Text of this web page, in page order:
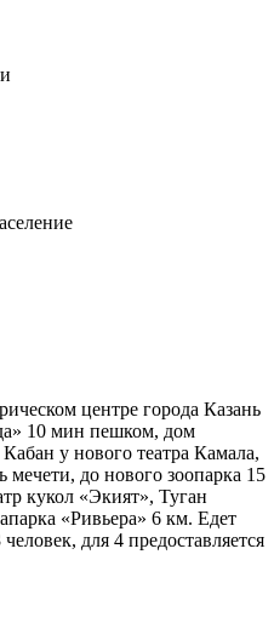
центре города Казань
10 мин пешком, дом
у нового театра Камала,
мечети, до нового зоопарка 15
кукол «Экият», Туган
«Ривьера» 6 км. Едет
для 4 предоставляется